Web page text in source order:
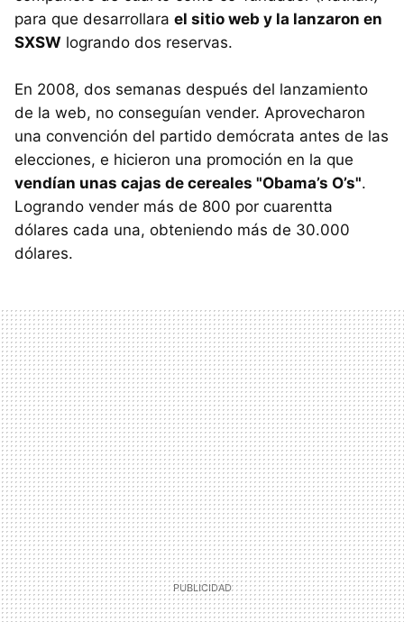
para que desarrollara el sitio web y la lanzaron en
SXSW logrando dos reservas.
En 2008, dos semanas después del lanzamiento
de la web, no conseguían vender. Aprovecharon
una convención del partido demócrata antes de las
elecciones, e hicieron una promoción en la que
vendían unas cajas de cereales "Obama’s O’s".
Logrando vender más de 800 por cuarentta
dólares cada una, obteniendo más de 30.000
dólares.